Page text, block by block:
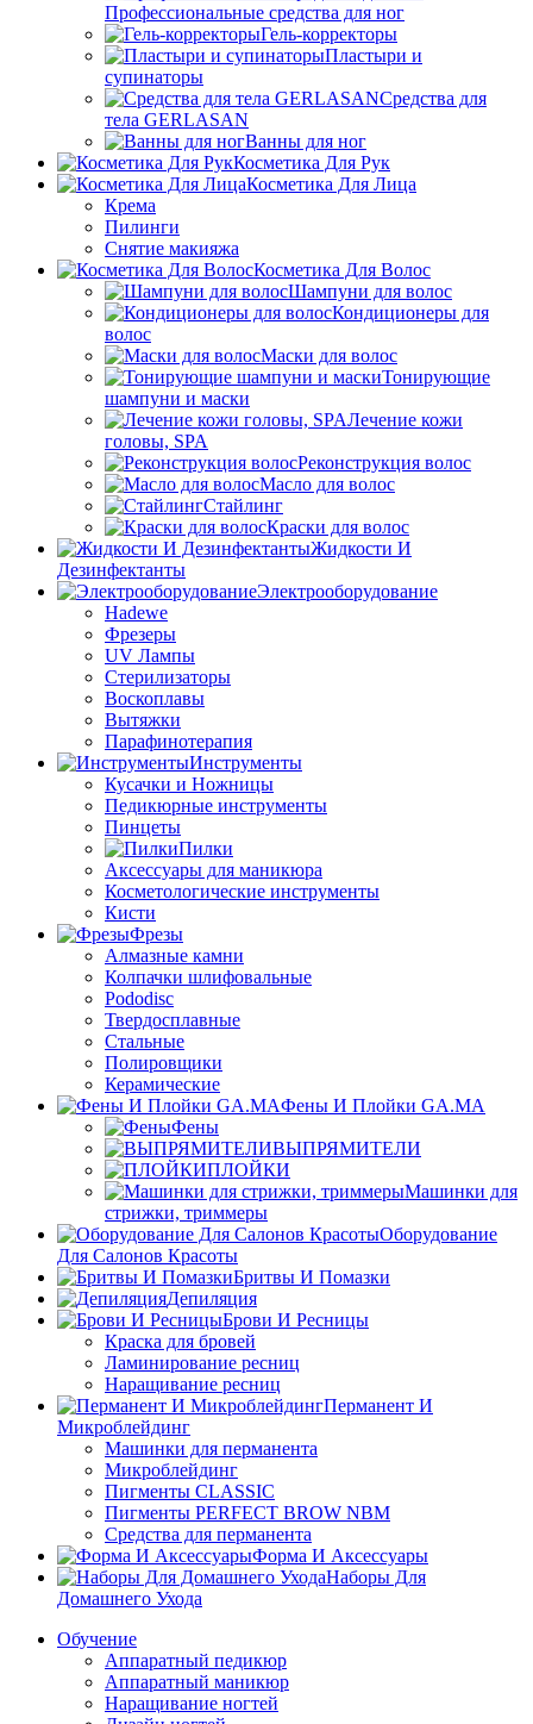
Профессиональные средства для ног
Гель-корректоры
Пластыри и
супинаторы
Средства для
тела GERLASAN
Ванны для ног
Косметика Для Рук
Косметика Для Лица
Крема
Пилинги
Снятие макияжа
Косметика Для Волос
Шампуни для волос
Кондиционеры для
волос
Маски для волос
Тонирующие
шампуни и маски
Лечение кожи
головы, SPA
Реконструкция волос
Масло для волос
Стайлинг
Краски для волос
Жидкости И
Дезинфектанты
Электрооборудование
Hadewe
Фрезеры
UV Лампы
Стерилизаторы
Воскоплавы
Вытяжки
Парафинотерапия
Инструменты
Кусачки и Ножницы
Педикюрные инструменты
Пинцеты
Пилки
Аксессуары для маникюра
Косметологические инструменты
Кисти
Фрезы
Алмазные камни
Колпачки шлифовальные
Pododisc
Твердосплавные
Стальные
Полировщики
Керамические
Фены И Плойки GA.MA
Фены
ВЫПРЯМИТЕЛИ
ПЛОЙКИ
Машинки для
стрижки, триммеры
Оборудование
Для Салонов Красоты
Бритвы И Помазки
Депиляция
Брови И Ресницы
Краска для бровей
Ламинирование ресниц
Наращивание ресниц
Перманент И
Микроблейдинг
Машинки для перманента
Микроблейдинг
Пигменты CLASSIC
Пигменты PERFECT BROW NBM
Средства для перманента
Форма И Аксессуары
Наборы Для
Домашнего Ухода
Обучение
Аппаратный педикюр
Аппаратный маникюр
Наращивание ногтей